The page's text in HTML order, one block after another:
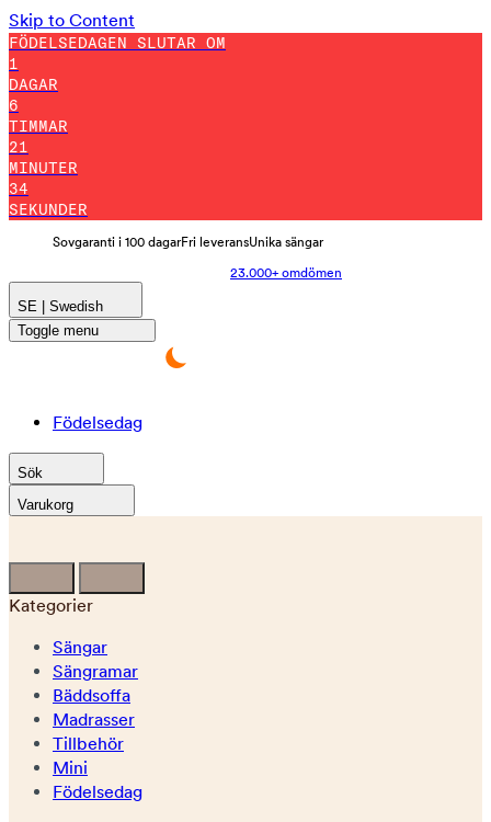
Skip to Content
FÖDELSEDAGEN SLUTAR OM
1
DAGAR
6
TIMMAR
21
MINUTER
29
SEKUNDER
Sovgaranti i 100 dagarFri leveransUnika sängar
23.000+ omdömen
SE | Swedish
Toggle menu
Födelsedag
Sök
Varukorg
Kategorier
Sängar
Sängramar
Bäddsoffa
Madrasser
Tillbehör
Mini
Födelsedag